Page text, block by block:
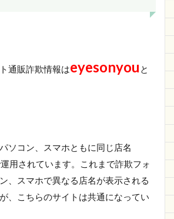
通販詐欺情報はeyesonyou と
ソコン、スマホともに同じ店名
運用されています。これまで詐欺フォ
、スマホで異なる店名が表示される
、こちらのサイトは共通になってい